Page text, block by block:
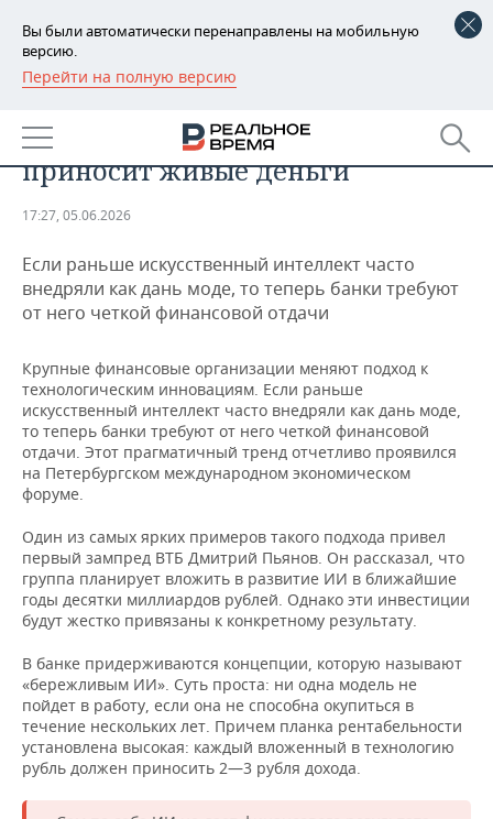
Вы были автоматически перенаправлены на мобильную
версию.
Перейти на полную версию
РЕГИОНЫ
БАШКОРТОСТАН
ТАТАРСТАН
НОВОСТИ
АНАЛИТИКА
ДЕКЛАРАЦИИ О ДОХОДАХ
ВУЗЫ ТАТАРСТАНА
КОМУ ПРИНАДЛЕЖАТ
ТОРГОВЫЕ ЦЕНТРЫ
ТАТАРСТАНА
НОВОСТИ ЭКОНОМИКИ
БАНКИ
БЮДЖЕТ
ИНВЕСТИЦИИ
ПРОМЫШЛЕННОСТЬ
АГРОПРОМ
МАШИНОСТРОЕНИЕ
НЕФТЕХИМИЯ
НЕФТЬ
ОПК
ЭНЕРГЕТИКА
НОВОСТИ НЕДВИЖИМОСТИ
АВТО
НОВОСТИ АВТО
БИЗНЕС
НОВОСТИ БИЗНЕСА
РОЗНИЧНАЯ ТОРГОВЛЯ
ТРАНСПОРТ
УСЛУГИ
ТЕХНОЛОГИИ
НОВОСТИ ТЕХНОЛОГИЙ
IT
МЕДИА
ТЕЛЕКОММУНИКАЦИИ
МЕРОПРИЯТИЯ
НОВОСТИ МЕРОПРИЯТИЙ
ВЫЕЗДНАЯ РЕДАКЦИЯ
БИЗНЕС-БРАНЧИ
ONLINE-КОНФЕРЕНЦИИ
СПОРТ
НОВОСТИ СПОРТА
ФУТБОЛ
ХОККЕЙ
ОБЩЕСТВО
НОВОСТИ ОБЩЕСТВА
ВЛАСТЬ
ФОТОГАЛЕРЕЯ
СЮЖЕТЫ
ИИ»: ставка только на то, что
приносит живые деньги
17:27, 05.06.2026
Если раньше искусственный интеллект часто
внедряли как дань моде, то теперь банки требуют
от него четкой финансовой отдачи
Крупные финансовые организации меняют подход к
технологическим инновациям. Если раньше
искусственный интеллект часто внедряли как дань моде,
то теперь банки требуют от него четкой финансовой
отдачи. Этот прагматичный тренд отчетливо проявился
на Петербургском международном экономическом
форуме.
Один из самых ярких примеров такого подхода привел
первый зампред ВТБ Дмитрий Пьянов. Он рассказал, что
группа планирует вложить в развитие ИИ в ближайшие
годы десятки миллиардов рублей. Однако эти инвестиции
будут жестко привязаны к конкретному результату.
В банке придерживаются концепции, которую называют
«бережливым ИИ». Суть проста: ни одна модель не
пойдет в работу, если она не способна окупиться в
течение нескольких лет. Причем планка рентабельности
установлена высокая: каждый вложенный в технологию
рубль должен приносить 2—3 рубля дохода.